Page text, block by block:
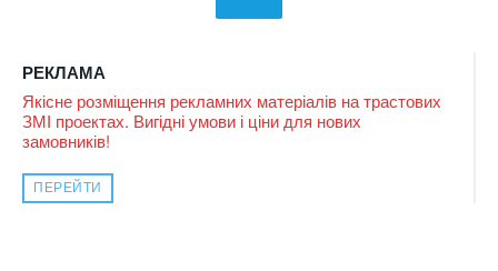
РЕКЛАМА
Якісне розміщення рекламних матеріалів на трастових
ЗМІ проектах. Вигідні умови і ціни для нових
замовників!
ПЕРЕЙТИ